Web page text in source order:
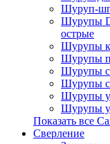
Шуруп-
Шурупы
острые
Шурупы
Шурупы
Шурупы с
Шурупы с
Шурупы
Шурупы
Показать все
Сверление